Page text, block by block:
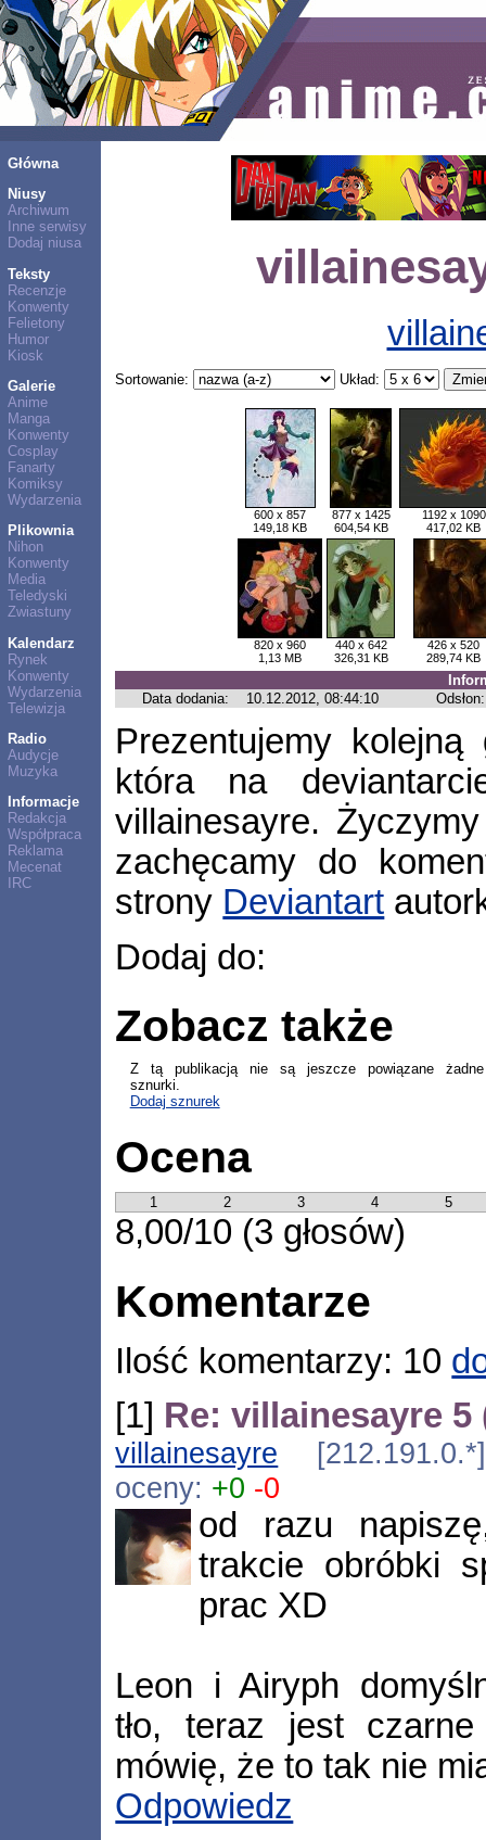
Główna
Niusy
Archiwum
Inne serwisy
Dodaj niusa
Teksty
Recenzje
Konwenty
Felietony
Humor
Kiosk
Galerie
Anime
Manga
Konwenty
Cosplay
Fanarty
Komiksy
Wydarzenia
Plikownia
Nihon
Konwenty
Media
Teledyski
Zwiastuny
Kalendarz
Rynek
Konwenty
Wydarzenia
Telewizja
Radio
Audycje
Muzyka
Informacje
Redakcja
Współpraca
Reklama
Mecenat
IRC
Sortowanie: Układ:
600 x 857
149,18 KB
877 x 1425
604,54 KB
1192 x 1090
417,02 KB
820 x 960
1,13 MB
440 x 642
326,31 KB
426 x 520
289,74 KB
Data dodania:
10.12.2012, 08:44:10 Odsłon:
Prezentujemy
która na
villainesayre.
zachęcamy do
strony Deviantart
Dodaj do:
Zobacz także
Z tą publikacją nie są jeszcze powiązane żadne
sznurki.
Dodaj sznurek
Ocena
1 2 3 4 5
8,00/10 (3 głosów)
Komentarze
Ilość komentarzy: 10
[1] Re: villainesayre 5
villainesayre
oceny: +0 -0
od razu
trakcie obróbki
prac XD
Leon i Airyph
tło, teraz jest
mówię, że to tak nie
Odpowiedz